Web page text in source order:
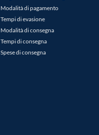
Modalità di pagamento
Tempi di evasione
Modalità di consegna
Tempi di consegna
Spese di consegna